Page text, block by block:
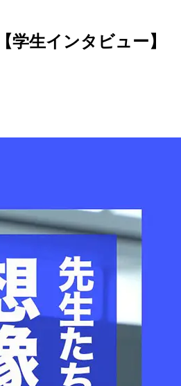
学生インタビュー】